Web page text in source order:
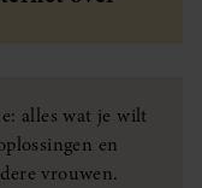
alles wat je wilt
en
vrouwen.